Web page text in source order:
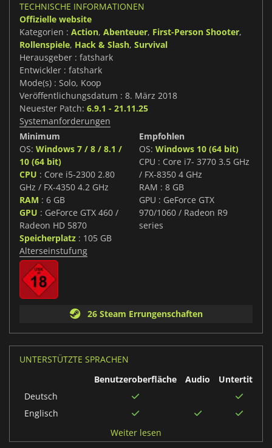
TECHNISCHE INFORMATIONEN
Offizielle website
Kategorien : Action, Abenteuer, First-Person Shooter,
Rollenspiele, Hack & Slash, Survival
Herausgeber : fatshark
Entwickler : fatshark
Mode(s) : Solo, Koop
Veröffentlichungsdatum : 8. März 2018
Neuester Patch: 6.9.1 - 21.11.25
Systemanforderungen
Minimum
OS: Windows 7 / 8 / 8.1 /
10 (64 bit)
CPU : Core i5-2300 2.80
GHz / FX-4350 4.2 GHz
RAM : 6 GB
GPU : GeForce GTX 460 /
Radeon HD 5870
Speicherplatz : 105 GB
Empfohlen
OS: Windows 10 (64 bit)
CPU : Core i7- 3770 3.5 GHz
/ FX-8350 4 GHz
RAM : 8 GB
GPU : GeForce GTX
970/1060 / Radeon R9
series
Alterseinstufung
26 Steam Errungenschaften
UNTERSTÜTZTE SPRACHEN
Benutzeroberfläche
Audio
Untertitel
Deutsch
Englisch
Portugiesisch
Weiter lesen